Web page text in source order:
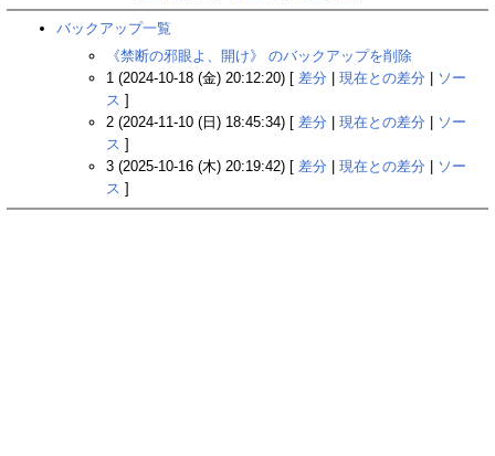
バックアップ一覧
《禁断の邪眼よ、開け》 のバックアップを削除
1 (2024-10-18 (金) 20:12:20) [ 差分 現在との差分
ソー
ス ]
2 (2024-11-10 (日) 18:45:34) [ 差分 現在との差分
ソー
ス ]
3 (2025-10-16 (木) 20:19:42) [ 差分 現在との差分
ソー
ス ]